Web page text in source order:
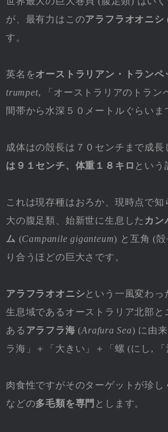
が、最有力はこのアラフラオオニシ
す。
英名をオーストラリアン・トランペ
trumpet, 「オーストラリアのトラン
間帯から水深５０メートルぐらいま
成体はの殻長は７０センチまで成長
は９１センチ、体重１８キロ という
これは現存種はおろか、現時点で知
大の腹足類、始新世に生息した カン
ム (Campanile giganteum) と互角 (
り合うほどの巨大さです。
アラフラオオニシという一風変わ
生息域であるオーストラリア北部と
ある アラフラ海 (Arafura Sea) に由
ラ海」＋「大きい」＋「螺 (にし,
肉食性ですがそのターゲットが珍し
などの多毛類を専門 とします。